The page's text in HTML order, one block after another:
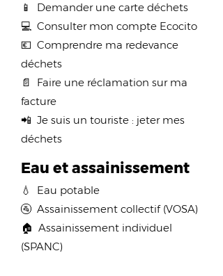
📱 Demander une carte déchets
💻 Consulter mon compte Ecocito
💶 Comprendre ma redevance
déchets​
📄 Faire une réclamation sur ma
facture
📲 Je suis un touriste : jeter mes
déchets
Eau et assainissement
💧 Eau potable
🚰 Assainissement collectif (VOSA)
🏠 Assainissement individuel
(SPANC)